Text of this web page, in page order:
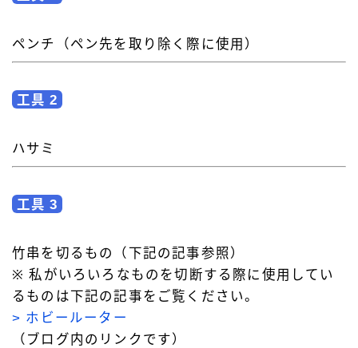
ペンチ（ペン先を取り除く際に使用）
工具 2
ハサミ
工具 3
竹串を切るもの（下記の記事参照）
※ 私がいろいろなものを切断する際に使用してい
るものは下記の記事をご覧ください。
> ホビールーター
（ブログ内のリンクです）